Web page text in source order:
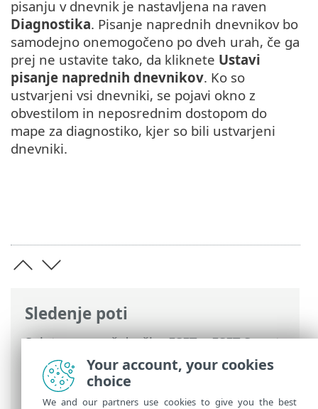
Sledenje poti
Spletna pomoč družbe ESET>ESET Smart
Security Premium>Delo s programom
ESET Smart Security Premium
podpora > Tehnična podpora
pisanju v dnevnik je nastavljena na raven
Diagnostika. Pisanje naprednih dnevnikov bo
samodejno onemogočeno po dveh urah, če ga
prej ne ustavite tako, da kliknete Ustavi
pisanje naprednih dnevnikov. Ko so
ustvarjeni vsi dnevniki, se pojavi okno z
obvestilom in neposrednim dostopom do
mape za diagnostiko, kjer so bili ustvarjeni
dnevniki.
Your account, your cookies
choice
We and our partners use cookies to give you the best